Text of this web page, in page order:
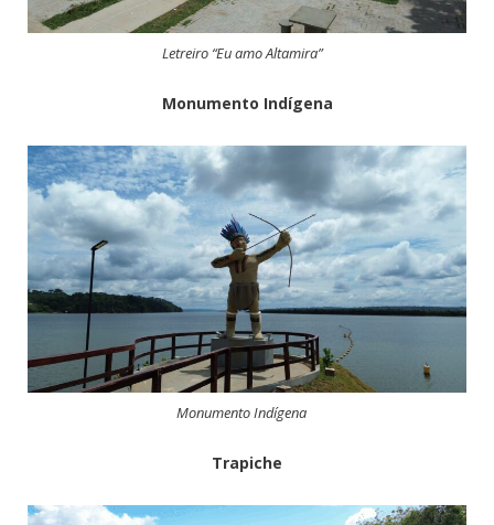
Letreiro “Eu amo Altamira”
Monumento Indígena
Monumento Indígena
Trapiche